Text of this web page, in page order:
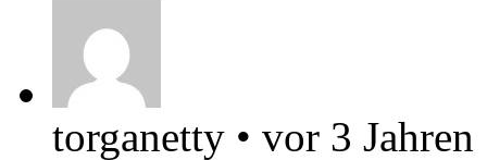
torganetty • vor 3 Jahren